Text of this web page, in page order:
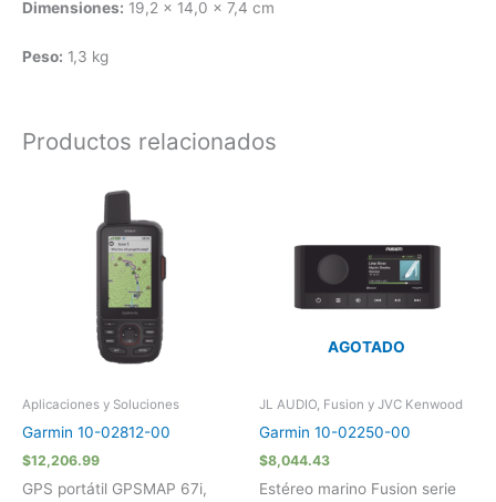
Dimensiones: 19,2 x 14,0 x 7,4 cm
Peso: 1,3 kg
Productos relacionados
Aplicaciones y Soluciones
Garmin 10-02812-00
$12,206.99
GPS portátil GPSMAP 67i,
AGOTADO
JL AUDIO, Fusion y JVC Kenwood
Garmin 10-02250-00
$8,044.43
Estéreo marino Fusion serie